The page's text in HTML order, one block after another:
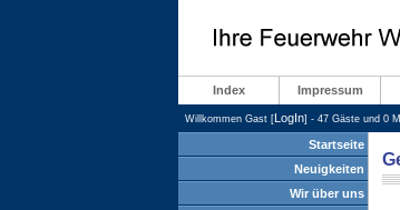
Index Impressum
Willkommen Gast [LogIn] - 47 Gäste und 0
Startseite
Neuigkeiten
Wir über uns